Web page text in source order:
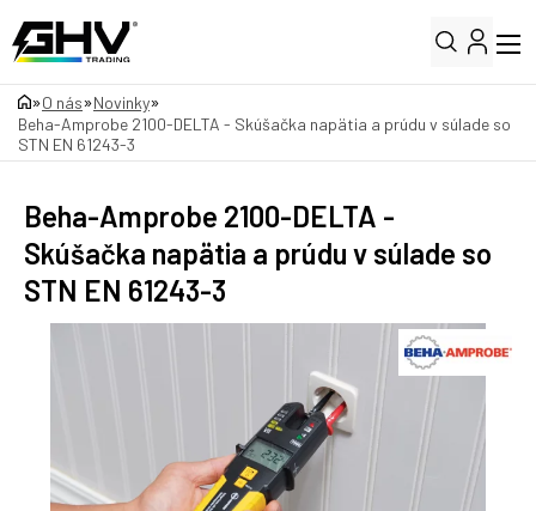
»O nás»Novinky»
Beha-Amprobe 2100-DELTA - Skúšačka napätia a prúdu v súlade so
STN EN 61243-3
Beha-Amprobe 2100-DELTA -
Skúšačka napätia a prúdu v súlade so
STN EN 61243-3